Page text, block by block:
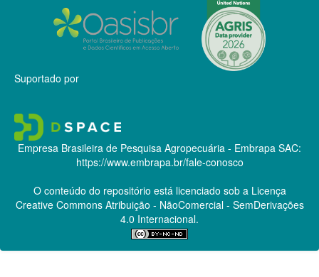
Suportado por
Empresa Brasileira de Pesquisa Agropecuária - Embrapa SAC:
https://www.embrapa.br/fale-conosco
O conteúdo do repositório está licenciado sob a Licença
Creative CommonsAtribuição - NãoComercial - SemDerivações
4.0 Internacional.